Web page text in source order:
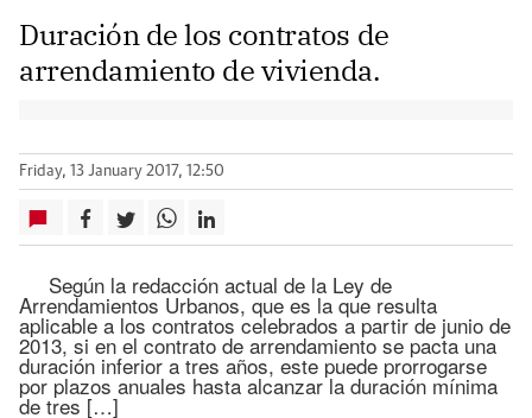
Duración de los contratos de
arrendamiento de vivienda.
Friday, 13 January 2017, 12:50
Según la redacción actual de la Ley de
Arrendamientos Urbanos, que es la que resulta
aplicable a los contratos celebrados a partir de junio de
2013, si en el contrato de arrendamiento se pacta una
duración inferior a tres años, este puede prorrogarse
por plazos anuales hasta alcanzar la duración mínima
de tres […]